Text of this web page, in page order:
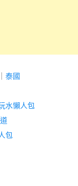
泰國
水懶人包
包